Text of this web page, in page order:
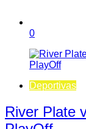
0
Deportivas
River Plate